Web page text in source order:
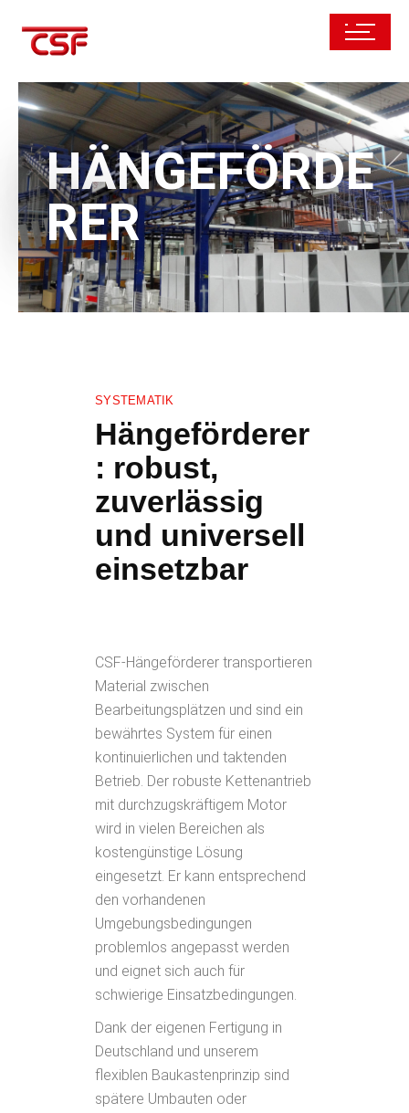
HÄNGEFÖRDE
RER
SYSTEMATIK
Hängeförderer
: robust,
zuverlässig
und universell
einsetzbar
CSF-Hängeförderer transportieren
Material zwischen
Bearbeitungsplätzen und sind ein
bewährtes System für einen
kontinuierlichen und taktenden
Betrieb. Der robuste Kettenantrieb
mit durchzugskräftigem Motor
wird in vielen Bereichen als
kostengünstige Lösung
eingesetzt. Er kann entsprechend
den vorhandenen
Umgebungsbedingungen
problemlos angepasst werden
und eignet sich auch für
schwierige Einsatzbedingungen.
Dank der eigenen Fertigung in
Deutschland und unserem
flexiblen Baukastenprinzip sind
spätere Umbauten oder